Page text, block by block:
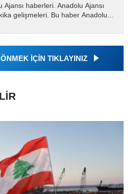
Ajansı haberleri. Anadolu Ajansı
gelişmeleri. Bu haber Anadolu
İÇİN TIKLAYINIZ